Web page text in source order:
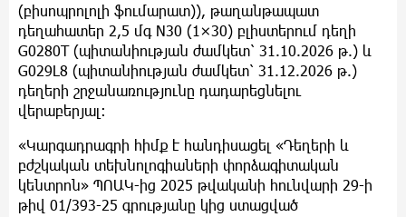
(բիսոպրոլոլի ֆումարատ)), թաղանթապատ
դեղահատեր 2,5 մգ N30 (1×30) բլիստերում դեղի
G0280T (պիտանիության ժամկետ՝ 31.10.2026 թ.) և
G029L8 (պիտանիության ժամկետ՝ 31.12.2026 թ.)
դեղերի շրջանառությունը դադարեցնելու
վերաբերյալ։
«Կարգադրագրի հիմք է հանդիսացել «Դեղերի և
բժշկական տեխնոլոգիաների փորձագիտական
կենտրոն» ՊՈԱԿ-ից 2025 թվականի հունվարի 29-ի
թիվ 01/393-25 գրությանը կից ստացված